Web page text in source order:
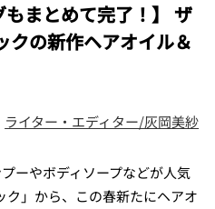
もまとめて完了！】 ザ
クの新作ヘアオイル＆
ライター・エディター/灰岡美紗
ーやボディソープなどが人気
ク」から、この春新たにヘアオ